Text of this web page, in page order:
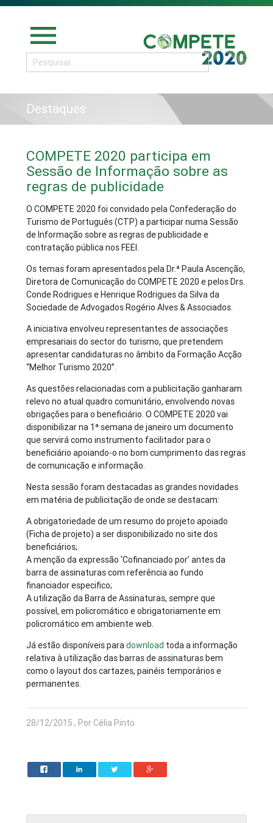
menu
Destaques
COMPETE 2020 participa em
Sessão de Informação sobre as
regras de publicidade
O COMPETE 2020 foi convidado pela Confederação do
Turismo de Português (CTP) a participar numa Sessão
de Informação sobre as regras de publicidade e
contratação pública nos FEEI.
Os temas foram apresentados pela Dr.ª Paula Ascenção,
Diretora de Comunicação do COMPETE 2020 e pelos Drs.
Conde Rodrigues e Henrique Rodrigues da Silva da
Sociedade de Advogados Rogério Alves & Associados.
A iniciativa envolveu representantes de associações
empresariais do sector do turismo, que pretendem
apresentar candidaturas no âmbito da Formação Acção
“Melhor Turismo 2020”.
As questões relacionadas com a publicitação ganharam
relevo no atual quadro comunitário, envolvendo novas
obrigações para o beneficiário. O COMPETE 2020 vai
disponibilizar na 1ª semana de janeiro um documento
que servirá como instrumento facilitador para o
beneficiário apoiando-o no bom cumprimento das regras
de comunicação e informação.
Nesta sessão foram destacadas as grandes novidades
em matéria de publicitação de onde se destacam:
A obrigatoriedade de um resumo do projeto apoiado
(Ficha de projeto) a ser disponibilizado no site dos
beneficiários;
A menção da expressão ‘Cofinanciado por’ antes da
barra de assinaturas com referência ao fundo
financiador especifico;
A utilização da Barra de Assinaturas, sempre que
possível, em policromático e obrigatoriamente em
policromático em ambiente web.
Já estão disponíveis paradownload toda a informação
relativa à utilização das barras de assinaturas bem
como o layout dos cartazes, painéis temporários e
permanentes.
28/12/2015 , Por Célia Pinto